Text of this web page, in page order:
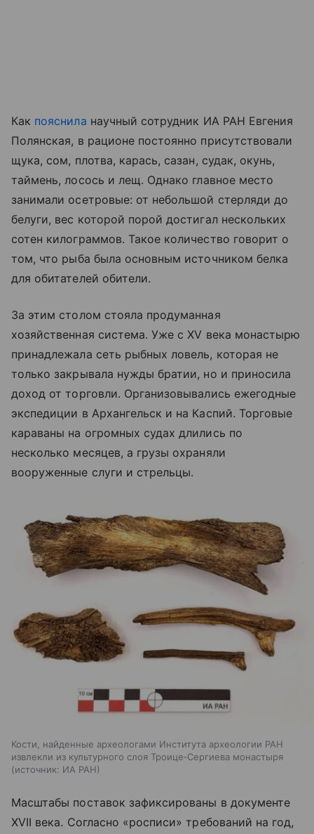
Как пояснила научный сотрудник ИА РАН Евгения
Полянская, в рационе постоянно присутствовали
щука, сом, плотва, карась, сазан, судак, окунь,
таймень, лосось и лещ. Однако главное место
занимали осетровые: от небольшой стерляди до
белуги, вес которой порой достигал нескольких
сотен килограммов. Такое количество говорит о
том, что рыба была основным источником белка
для обитателей обители.
За этим столом стояла продуманная
хозяйственная система. Уже с XV века монастырю
принадлежала сеть рыбных ловель, которая не
только закрывала нужды братии, но и приносила
доход от торговли. Организовывались ежегодные
экспедиции в Архангельск и на Каспий. Торговые
караваны на огромных судах длились по
несколько месяцев, а грузы охраняли
вооруженные слуги и стрельцы.
Кости, найденные археологами Института археологии РАН
извлекли из культурного слоя Троице‑Сергиева монастыря
источник: ИА РАН
Масштабы поставок зафиксированы в документе
XVII века. Согласно «росписи» требований на год,